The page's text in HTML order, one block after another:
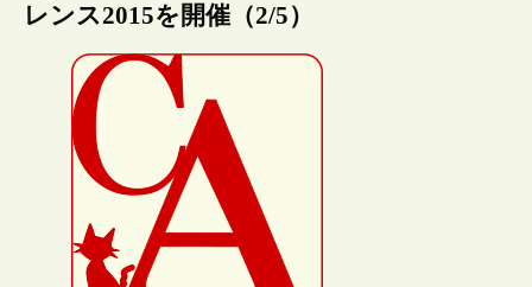
レンス2015を開催（2/5）